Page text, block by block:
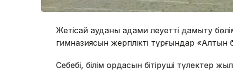
Жетісай ауданы адами әлеуетті дамыту
гимназиясын жергілікті тұрғындар «Алтын
Себебі, білім ордасын бітіруші түлектер